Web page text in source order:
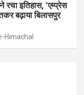
रचा इतिहास, ‘एम्प्रेस
बढ़ाया बिलासपुर
Himachal